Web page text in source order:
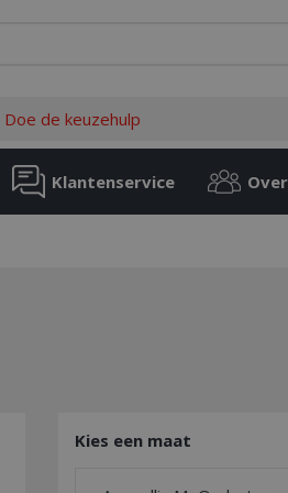
Doe de keuzehulp
Klantenservice
Kies een maat